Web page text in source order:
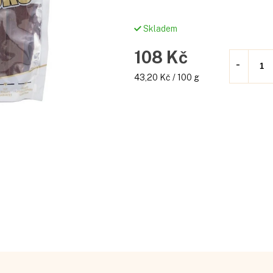
Skladem
108 Kč
Měrná
43,20 Kč / 100 g